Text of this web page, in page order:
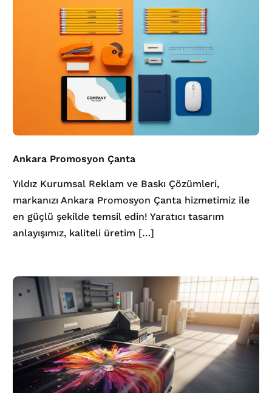
Ankara Promosyon Çanta
Yıldız Kurumsal Reklam ve Baskı Çözümleri,
markanızı Ankara Promosyon Çanta hizmetimiz ile
en güçlü şekilde temsil edin! Yaratıcı tasarım
anlayışımız, kaliteli üretim […]